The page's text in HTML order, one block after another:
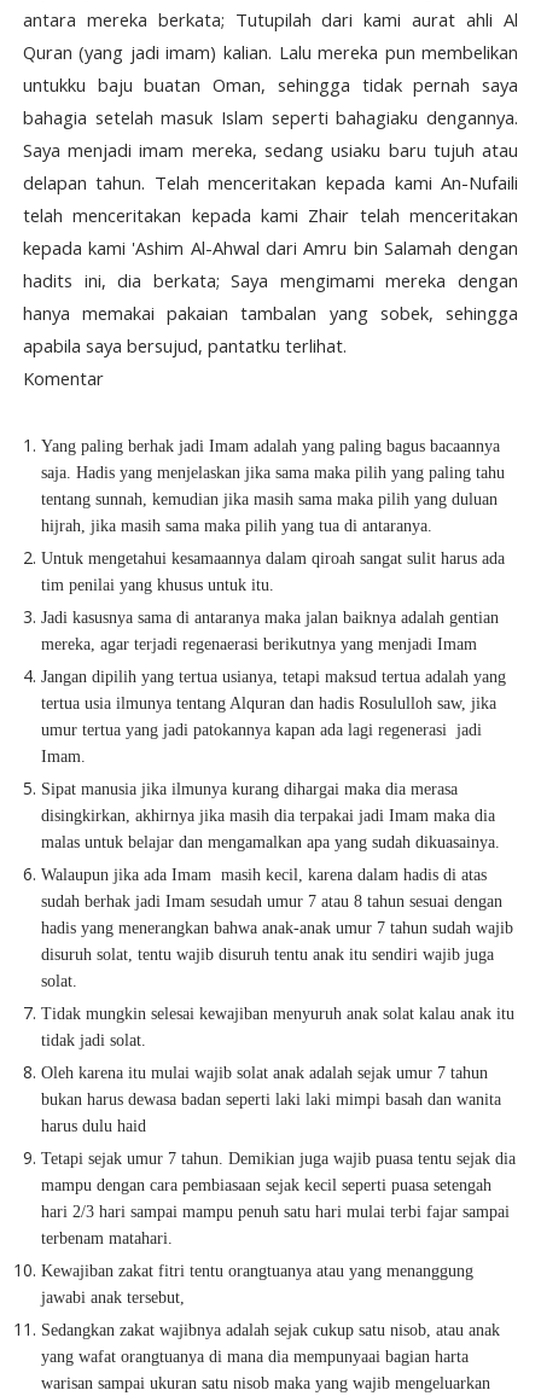
antara mereka berkata; Tutupilah dari kami aurat ahli Al
Quran (yang jadi imam) kalian. Lalu mereka pun membelikan
untukku baju buatan Oman, sehingga tidak pernah saya
bahagia setelah masuk Islam seperti bahagiaku dengannya.
Saya menjadi imam mereka, sedang usiaku baru tujuh atau
delapan tahun. Telah menceritakan kepada kami An-Nufaili
telah menceritakan kepada kami Zhair telah menceritakan
kepada kami 'Ashim Al-Ahwal dari Amru bin Salamah dengan
hadits ini, dia berkata; Saya mengimami mereka dengan
hanya memakai pakaian tambalan yang sobek, sehingga
apabila saya bersujud, pantatku terlihat.
Komentar
Yang paling berhak jadi Imam adalah yang paling bagus bacaannya
saja. Hadis yang menjelaskan jika sama maka pilih yang paling tahu
tentang sunnah, kemudian jika masih sama maka pilih yang duluan
hijrah, jika masih sama maka pilih yang tua di antaranya.
Untuk mengetahui kesamaannya dalam qiroah sangat sulit harus ada
tim penilai yang khusus untuk itu.
Jadi kasusnya sama di antaranya maka jalan baiknya adalah gentian
mereka, agar terjadi regenaerasi berikutnya yang menjadi Imam
Jangan dipilih yang tertua usianya, tetapi maksud tertua adalah yang
tertua usia ilmunya tentang Alquran dan hadis Rosululloh saw, jika
umur tertua yang jadi patokannya kapan ada lagi regenerasi jadi
Imam.
Sipat manusia jika ilmunya kurang dihargai maka dia merasa
disingkirkan, akhirnya jika masih dia terpakai jadi Imam maka dia
malas untuk belajar dan mengamalkan apa yang sudah dikuasainya.
Walaupun jika ada Imam masih kecil, karena dalam hadis di atas
sudah berhak jadi Imam sesudah umur 7 atau 8 tahun sesuai dengan
hadis yang menerangkan bahwa anak-anak umur 7 tahun sudah wajib
disuruh solat, tentu wajib disuruh tentu anak itu sendiri wajib juga
solat.
Tidak mungkin selesai kewajiban menyuruh anak solat kalau anak itu
tidak jadi solat.
Oleh karena itu mulai wajib solat anak adalah sejak umur 7 tahun
bukan harus dewasa badan seperti laki laki mimpi basah dan wanita
harus dulu haid
Tetapi sejak umur 7 tahun. Demikian juga wajib puasa tentu sejak dia
mampu dengan cara pembiasaan sejak kecil seperti puasa setengah
hari 2/3 hari sampai mampu penuh satu hari mulai terbi fajar sampai
terbenam matahari.
Kewajiban zakat fitri tentu orangtuanya atau yang menanggung
jawabi anak tersebut,
Sedangkan zakat wajibnya adalah sejak cukup satu nisob, atau anak
yang wafat orangtuanya di mana dia mempunyaai bagian harta
warisan sampai ukuran satu nisob maka yang wajib mengeluarkan